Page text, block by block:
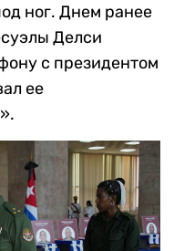
ног. Днем ранее
Делси
с президентом
ее